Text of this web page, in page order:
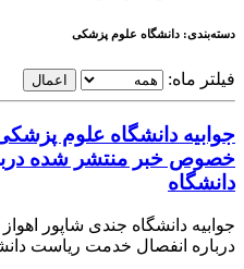
دسته‌بندی: دانشگاه علوم پزشکی
فیلتر ماه: اعمال
جوابیه دانشگاه علوم
خصوص خبر منتشر شده
دانشگاه
جوابیه دانشگاه جندی شاپور
درباره انفصال خدمت ریاست